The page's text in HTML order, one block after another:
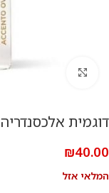
להגדלת התמונה
דוגמית אלכסנדריה 3 אקסרג’וף 2 מ”ל
₪40.00
המלאי אזל